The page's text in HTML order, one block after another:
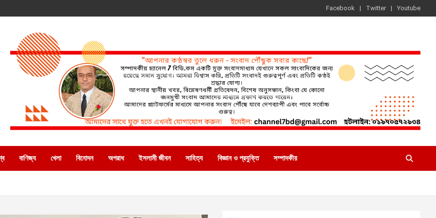
Facebook Twitter Youtube
বাণিজ্য খেলা বিনোদন অপরাধ ইসলামী জীবন সাহিত্য বিজ্ঞান ও প্রযুক্তি সম্পাদকীয়